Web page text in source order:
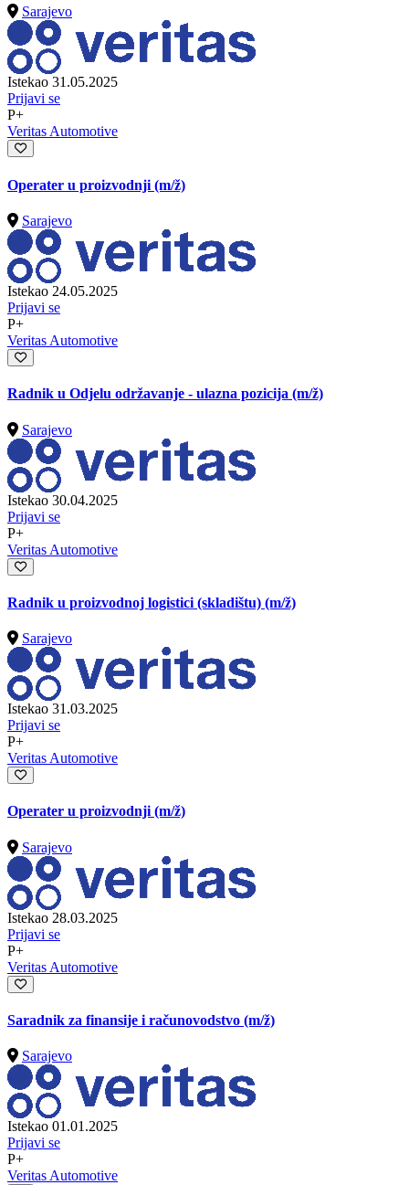
Sarajevo
Istekao 31.05.2025
Prijavi se
P+
Veritas Automotive
Operater u proizvodnji (m/ž)
Sarajevo
Istekao 24.05.2025
Prijavi se
P+
Veritas Automotive
Radnik u Odjelu održavanje - ulazna pozicija (m/ž)
Sarajevo
Istekao 30.04.2025
Prijavi se
P+
Veritas Automotive
Radnik u proizvodnoj logistici (skladištu) (m/ž)
Sarajevo
Istekao 31.03.2025
Prijavi se
P+
Veritas Automotive
Operater u proizvodnji (m/ž)
Sarajevo
Istekao 28.03.2025
Prijavi se
P+
Veritas Automotive
Saradnik za finansije i računovodstvo (m/ž)
Sarajevo
Istekao 01.01.2025
Prijavi se
P+
Veritas Automotive